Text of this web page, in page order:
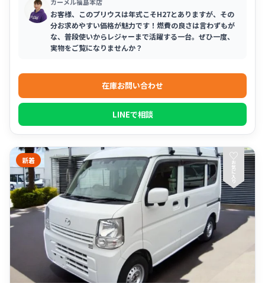
お客様、このプリウスは年式こそH27とありますが、その
分お求めやすい価格が魅力です！燃費の良さは言わずもが
な、普段使いからレジャーまで活躍する一台。ぜひ一度、
実物をご覧になりませんか？
在庫お問い合わせ
LINEで相談
新着 ♡
お
気
に
入
り